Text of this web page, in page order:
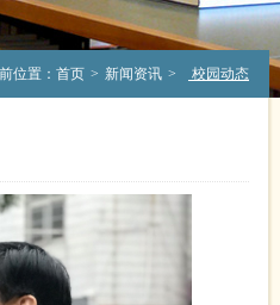
位置： 首页 > 新闻资讯 > 校园动态